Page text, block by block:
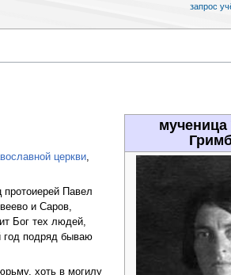
мученица
церкви,
Павел
и Саров,
Бог тех людей,
год подряд бываю
хоть в могилу
запрос